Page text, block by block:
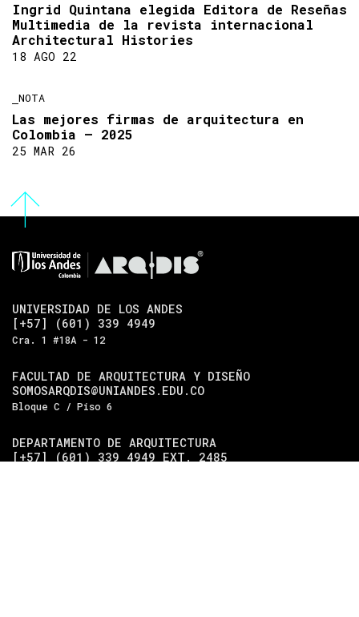
Ingrid Quintana elegida Editora de Reseñas
Multimedia de la revista internacional
Architectural Histories
18 AGO 22
NOTA
Las mejores firmas de arquitectura en
Colombia – 2025
25 MAR 26
UNIVERSIDAD DE LOS ANDES
[+57] (601) 339 4949
Cra. 1 #18A - 12
FACULTAD DE ARQUITECTURA Y DISEÑO
SOMOSARQDIS@UNIANDES.EDU.CO
Bloque C / Piso 6
DEPARTAMENTO DE ARQUITECTURA
[+57] (601) 339 4949 EXT. 2485